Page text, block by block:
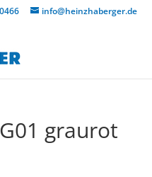
info@heinzhaberger.de
graurot